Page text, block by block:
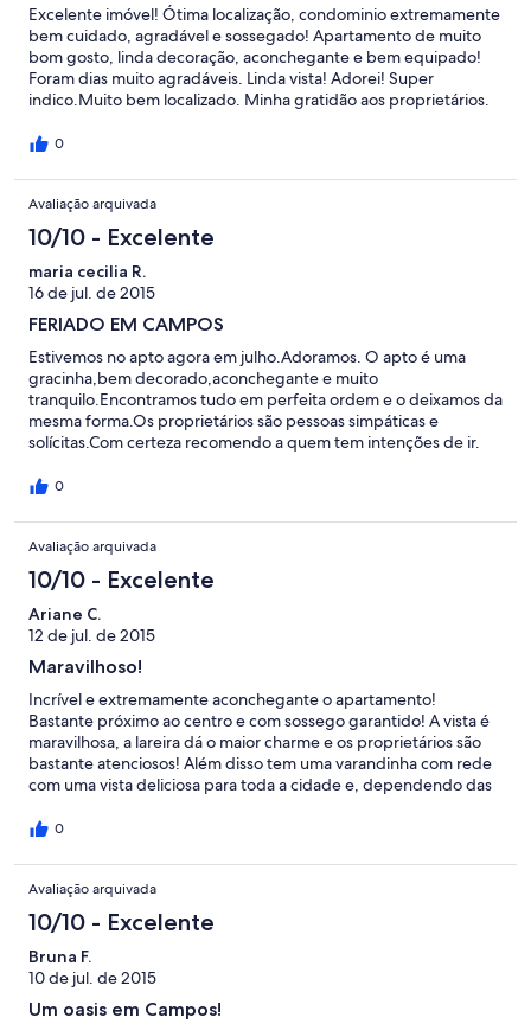
Excelente imóvel! Ótima localização, condominio extremamente
bem cuidado, agradável e sossegado! Apartamento de muito
bom gosto, linda decoração, aconchegante e bem equipado!
Foram dias muito agradáveis. Linda vista! Adorei! Super
indico.Muito bem localizado. Minha gratidão aos proprietários.
0
Avaliação arquivada
10/10 - Excelente
maria cecilia R.
16 de jul. de 2015
FERIADO EM CAMPOS
Estivemos no apto agora em julho.Adoramos. O apto é uma
gracinha,bem decorado,aconchegante e muito
tranquilo.Encontramos tudo em perfeita ordem e o deixamos da
mesma forma.Os proprietários são pessoas simpáticas e
solícitas.Com certeza recomendo a quem tem intenções de ir.
0
Avaliação arquivada
10/10 - Excelente
Ariane C.
12 de jul. de 2015
Maravilhoso!
Incrível e extremamente aconchegante o apartamento!
Bastante próximo ao centro e com sossego garantido! A vista é
maravilhosa, a lareira dá o maior charme e os proprietários são
bastante atenciosos! Além disso tem uma varandinha com rede
com uma vista deliciosa para toda a cidade e, dependendo das
pretendo voltar!
0
Avaliação arquivada
10/10 - Excelente
Bruna F.
10 de jul. de 2015
Um oasis em Campos!